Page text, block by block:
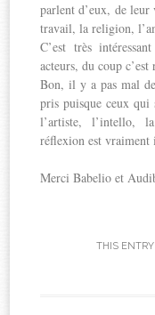
parlent d’eux, de leur
travail, la religion,
C’est très
acteurs, du coup
Bon, il y a pas mal
pris puisque ceux qui
l’artiste, l’intello,
réflexion est vraiment
Merci Babelio et
THIS